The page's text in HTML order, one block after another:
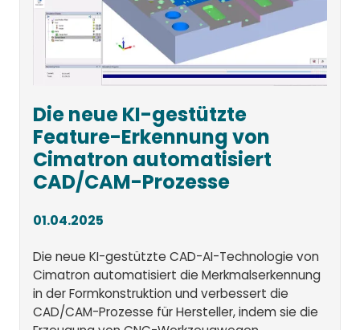
Die neue KI-gestützte
Feature-Erkennung von
Cimatron automatisiert
CAD/CAM-Prozesse
01.04.2025
Die neue KI-gestützte CAD-AI-Technologie von
Cimatron automatisiert die Merkmalserkennung
in der Formkonstruktion und verbessert die
CAD/CAM-Prozesse für Hersteller, indem sie die